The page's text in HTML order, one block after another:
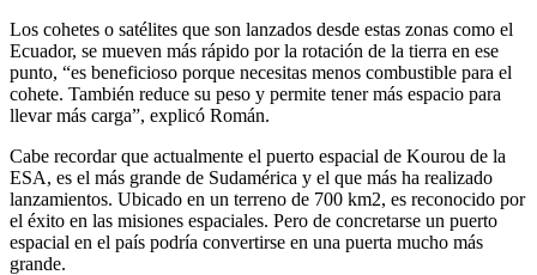
Los cohetes o satélites que son lanzados desde estas zonas como el
Ecuador, se mueven más rápido por la rotación de la tierra en ese
punto, “es beneficioso porque necesitas menos combustible para el
cohete. También reduce su peso y permite tener más espacio para
llevar más carga”, explicó Román.
Cabe recordar que actualmente el puerto espacial de Kourou de la
ESA, es el más grande de Sudamérica y el que más ha realizado
lanzamientos. Ubicado en un terreno de 700 km2, es reconocido por
el éxito en las misiones espaciales. Pero de concretarse un puerto
espacial en el país podría convertirse en una puerta mucho más
grande.